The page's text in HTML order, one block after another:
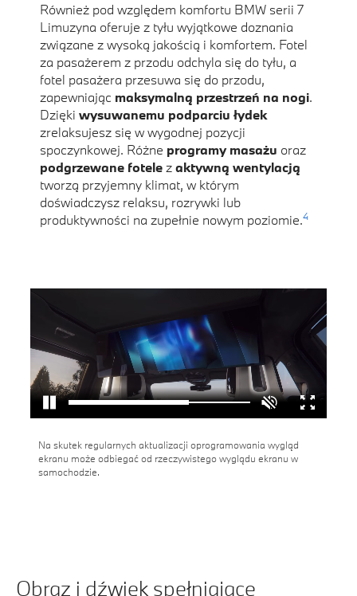
Również pod względem komfortu BMW serii 7
Limuzyna oferuje z tyłu wyjątkowe doznania
związane z wysoką jakością i komfortem. Fotel
za pasażerem z przodu odchyla się do tyłu, a
fotel pasażera przesuwa się do przodu,
zapewniając maksymalną przestrzeń na nogi.
Dzięki wysuwanemu podparciu łydek
zrelaksujesz się w wygodnej pozycji
spoczynkowej. Różne programy masażu oraz
podgrzewane fotelezaktywną wentylacją
tworzą przyjemny klimat, w którym
doświadczysz relaksu, rozrywki lub
produktywności na zupełnie nowym poziomie.4
Na skutek regularnych aktualizacji oprogramowania wygląd
ekranu może odbiegać od rzeczywistego wyglądu ekranu w
samochodzie.
Obraz i dźwięk spełniające